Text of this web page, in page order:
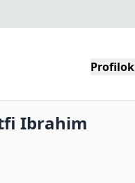
Profilok
Ibrahim